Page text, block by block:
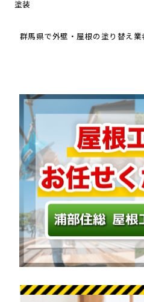
塗装
群馬県で外壁・屋根の塗り替え